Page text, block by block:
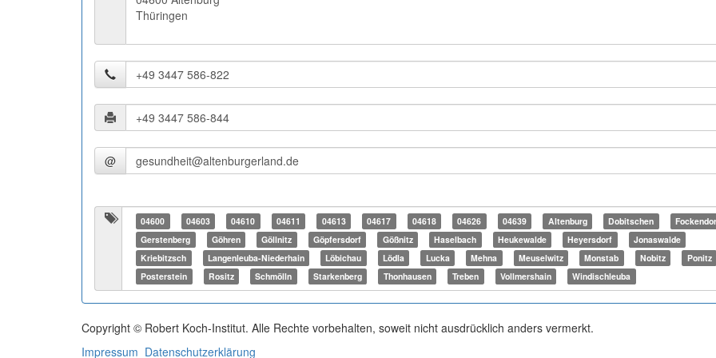
Thüringen
@
04600 04603 04610 04611 04613 04617 04618 04626 04639 Altenburg Dobitschen
Gerstenberg
Göhren Göllnitz Göpfersdorf Gößnitz Haselbach Heukewalde Heyersdorf
Jonaswalde
Kriebitzsch
Langenleuba-Niederhain Löbichau Lödla Lucka Mehna Meuselwitz Monstab Nobitz
Ponitz
Posterstein
Rositz Schmölln Starkenberg Thonhausen Treben Vollmershain Windischleuba
Copyright © Robert Koch-Institut. Alle Rechte vorbehalten, soweit nicht ausdrücklich anders vermerkt.
Impressum Datenschutzerklärung